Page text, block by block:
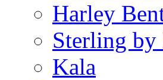
Harley
Sterling
Kala